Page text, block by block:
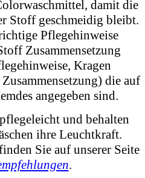
Dies verleiht jedem
Charakter und ermöglicht
zu setzen. Achten
richtige Farbe Stoff
die auf jedem
die exzellente Qualität zu
unserem aufwändigen
Sie auf unserer Seite
Hemden und Blusen
Textilveredelung